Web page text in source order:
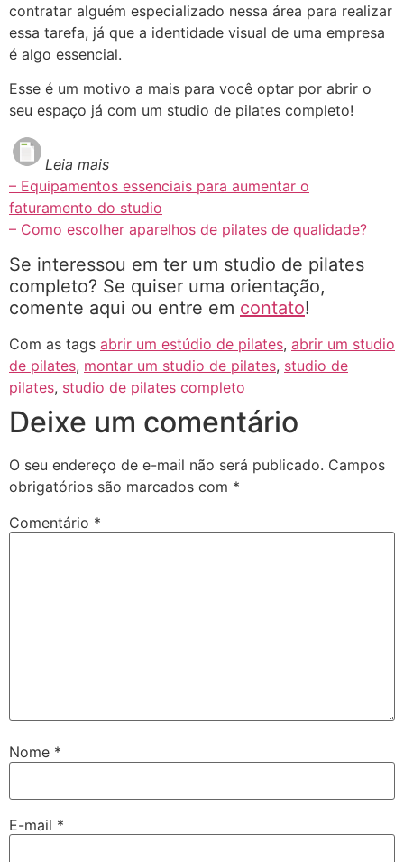
contratar alguém especializado nessa área para realizar
essa tarefa, já que a identidade visual de uma empresa
é algo essencial.
Esse é um motivo a mais para você optar por abrir o
seu espaço já com um studio de pilates completo!
Leia mais
– Equipamentos essenciais para aumentar o
faturamento do studio
– Como escolher aparelhos de pilates de qualidade?
Se interessou em ter um studio de pilates
completo? Se quiser uma orientação,
comente aqui ou entre em contato!
Com as tags abrir um estúdio de pilates, abrir um studio
de pilates, montar um studio de pilates, studio de
pilates, studio de pilates completo
Deixe um comentário
O seu endereço de e-mail não será publicado. Campos
obrigatórios são marcados com *
Comentário *
Nome *
E-mail *